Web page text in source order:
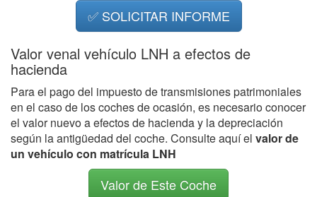
✅ SOLICITAR INFORME
Valor venal vehículo LNH a efectos de
hacienda
Para el pago del impuesto de transmisiones patrimoniales
en el caso de los coches de ocasión, es necesario conocer
el valor nuevo a efectos de hacienda y la depreciación
según la antigüedad del coche. Consulte aquí el valor de
un vehículo con matrícula LNH
Valor de Este Coche